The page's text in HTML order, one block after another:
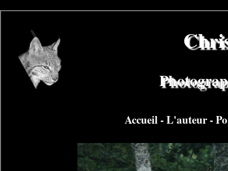
Accueil-L'auteur-